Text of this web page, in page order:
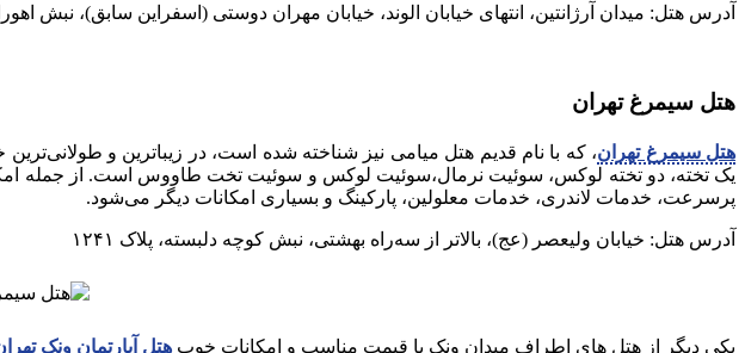
آدرس هتل: میدان آرژانتین، انتهای خیابان الوند، خیابان مهران دوستی (اسفراین سابق)، نبش
هتل سیمرغ تهران
هتل سیمرغ تهران
یک تخته، دو تخته لوکس، سوئیت نرمال،سوئیت لوکس و سوئیت تخت طاووس است. از جمله
پرسرعت، خدمات لاندری، خدمات معلولین، پارکینگ و بسیاری امکانات دیگر می‌شود.
آدرس هتل: خیابان ولیعصر (عج)، بالاتر از سه‌راه بهشتی، نبش کوچه دلبسته، پلاک ۱۲۴۱
یکی دیگر از هتل های اطراف میدان ونک با قیمت مناسب و امکانات خوب هتل آپارتمان ونک